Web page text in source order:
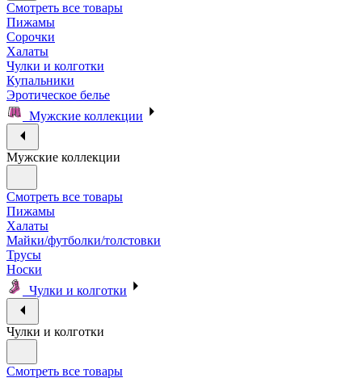
Смотреть все товары
Пижамы
Сорочки
Халаты
Чулки и колготки
Купальники
Эротическое белье
Мужские коллекции
Мужские коллекции
Смотреть все товары
Пижамы
Халаты
Майки/футболки/толстовки
Трусы
Носки
Чулки и колготки
Чулки и колготки
Смотреть все товары